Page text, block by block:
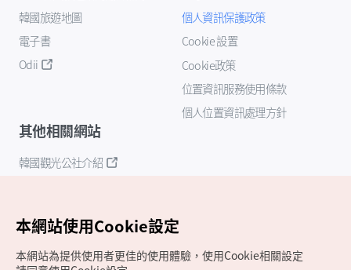
韓國旅遊地圖
電子書
Odii
個人資訊保護政策
Cookie 設置
Cookie政策
位置資訊服務使用條款
個人位置資訊處理方針
其他相關網站
韓國觀光公社介紹
本網站使用Cookie設定
本網站為提供使用者更佳的使用體驗，使用Cookie相關設定